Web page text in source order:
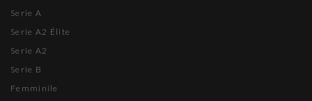
Serie A
Serie A2 Élite
Serie A2
Serie B
Femminile